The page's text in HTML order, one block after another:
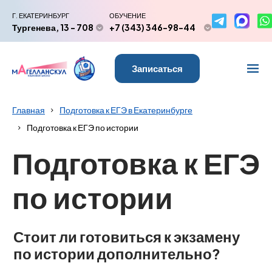
Г. ЕКАТЕРИНБУРГ
Тургенева, 13 - 708
ОБУЧЕНИЕ
+7 (343) 346-98-44
Записаться
Главная
Подготовка к ЕГЭ в Екатеринбурге
Подготовка к ЕГЭ по истории
Подготовка к ЕГЭ
по истории
Стоит ли готовиться к экзамену
по истории дополнительно?